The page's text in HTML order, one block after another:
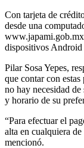
Con tarjeta de
desde una
www.japami.gob.mx
dispositivos
Pilar Sosa Yepes,
que contar con
no hay necesidad
y horario de su
“Para efectuar el
alta en cualquiera
mencionó.